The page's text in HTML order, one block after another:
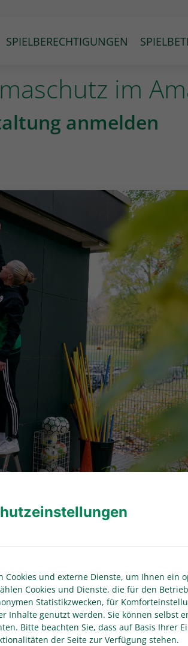
SPIELBERECHTIGUNGEN
im
anmelden
zu einer digitalen
im Amateurfußball ein. Hier geht es
2024 bewegt sich auch abseits des
sondern generell im deutschen
Die Bundesministerien für Wirtschaft
nukleare Sicherheit und
Gestaltung des
Cookies und externe Dienste, um Ihnen ein
Cookies und Dienste, die für den
Statistikzwecken, für
Inhalte genutzt werden. Sie können selbst
Bitte beachten Sie, dass auf Basis Ihrer
der Seite zur Verfügung stehen.